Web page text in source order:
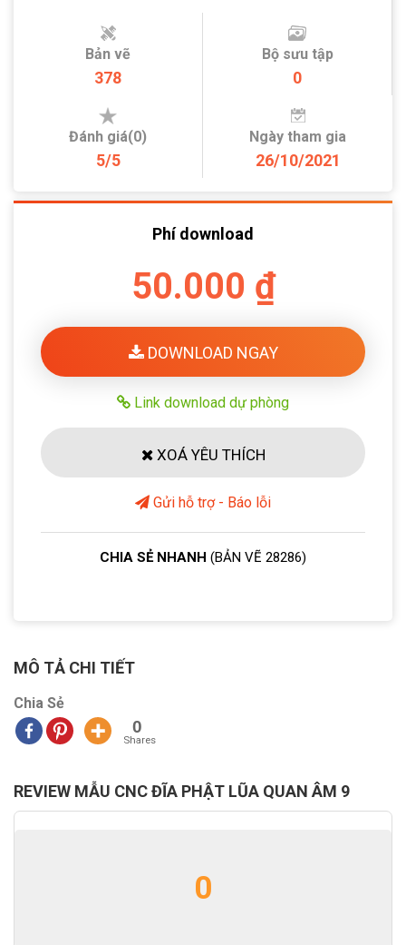
Bản vẽ
378
Bộ sưu tập
0
Đánh giá(0)
5/5
Ngày tham gia
26/10/2021
Phí download
50.000 ₫
DOWNLOAD NGAY
Link download dự phòng
XOÁ YÊU THÍCH
Gửi hỗ trợ - Báo lỗi
CHIA SẺ NHANH (BẢN VẼ 28286)
MÔ TẢ CHI TIẾT
Chia Sẻ
0
Shares
REVIEW MẪU CNC ĐĨA PHẬT LŨA QUAN ÂM 9
0